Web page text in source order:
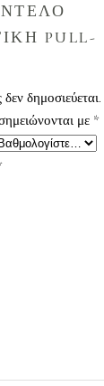
PULL-
δημοσιεύεται.
με *